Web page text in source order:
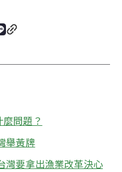
問題？
舉黃牌
灣要拿出漁業改革決心